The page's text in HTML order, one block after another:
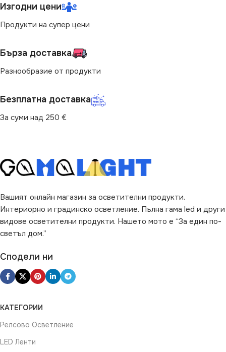
Изгодни цени
Продукти на супер цени
Бърза доставка
Разнообразие от продукти
Безплатна доставка
За суми над 250 €
Вашият онлайн магазин за осветителни продукти.
Интериорно и градинско осветление. Пълна гама led и други
видове осветителни продукти. Нашето мото е “За един по-
светъл дом.”
Сподели ни
КАТЕГОРИИ
Релсово Осветление
LED Ленти